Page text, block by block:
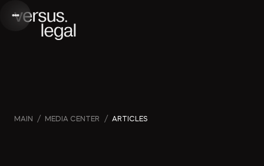
Интеллектуальная
Webinars
MAIN / MEDIA CENTER / ARTICLES